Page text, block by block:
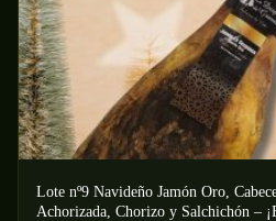
Lote nº9 Navideño Jamón Oro,
Achorizada, Chorizo y Salchichón –